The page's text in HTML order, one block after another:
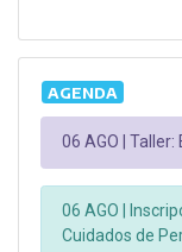
AGENDA
06 AGO | Taller:
06 AGO |
Cuidados de